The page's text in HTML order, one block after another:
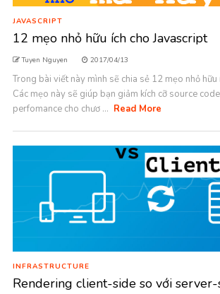
JAVASCRIPT
12 mẹo nhỏ hữu ích cho Javascript
Tuyen Nguyen 2017/04/13
Trong bài viết này mình sẽ chia sẻ 12 mẹo nhỏ hữu
Các mẹo này sẽ giúp bạn giảm kích cỡ source
perfomance cho chươ ... Read More
INFRASTRUCTURE
Rendering client-side so với